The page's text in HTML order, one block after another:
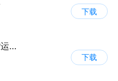
下载
金石智运网络货运平台
下载